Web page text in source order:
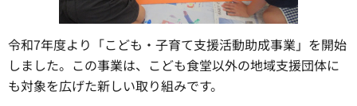
令和7年度より「こども・子育て支援活動助成事業」を開始
しました。この事業は、こども食堂以外の地域支援団体に
も対象を広げた新しい取り組みです。